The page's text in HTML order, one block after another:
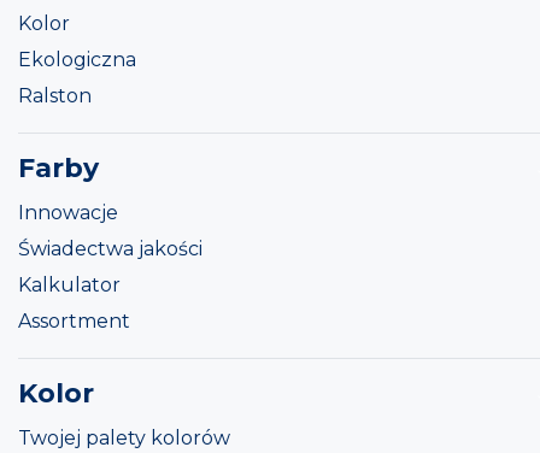
Kolor
Ekologiczna
Ralston
Farby
Innowacje
Świadectwa jakości
Kalkulator
Assortment
Kolor
Twojej palety kolorów